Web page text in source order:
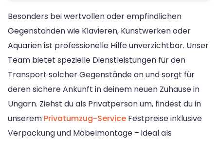
Besonders bei wertvollen oder empfindlichen
Gegenständen wie Klavieren, Kunstwerken oder
Aquarien ist professionelle Hilfe unverzichtbar. Unser
Team bietet spezielle Dienstleistungen für den
Transport solcher Gegenstände an und sorgt für
deren sichere Ankunft in deinem neuen Zuhause in
Ungarn. Ziehst du als Privatperson um, findest du in
unserem Privatumzug-Service Festpreise inklusive
Verpackung und Möbelmontage – ideal als